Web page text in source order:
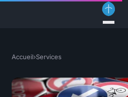
Accueil›Services